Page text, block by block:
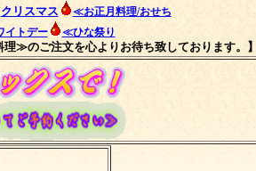
クリスマス
≪お正月料理/おせち
イトデー ≪ひな祭り
≫のご注文を心よりお待ち致しております。】